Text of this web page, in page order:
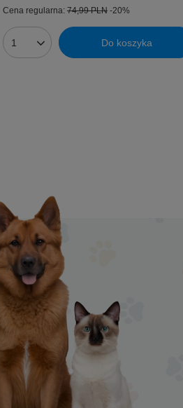
Cena regularna: 74,99 PLN -20%
Ilość produktów Do koszyka